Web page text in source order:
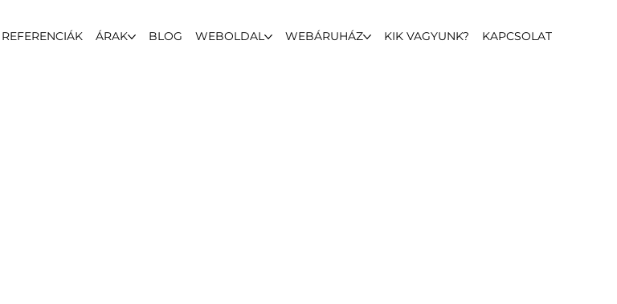
REFERENCIÁK ÁRAK BLOG WEBOLDAL WEBÁRUHÁZ KIK VAGYUNK? KAPCSOLAT